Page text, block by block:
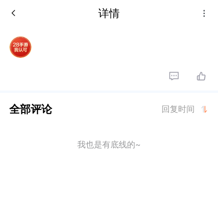
详情
全部评论 回复时间
我也是有底线的~